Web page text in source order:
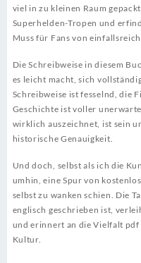
viel in zu kleinen Raum
Superhelden-Tropen und
Muss für Fans von
Die Schreibweise in diesem
es leicht macht, sich
Schreibweise ist fesselnd, die
Geschichte ist voller
wirklich auszeichnet, ist sein
historische Genauigkeit.
Und doch, selbst als ich die
umhin, eine Spur von
selbst zu wanken schien. Die
englisch geschrieben ist,
und erinnert an die Vielfalt
Kultur.